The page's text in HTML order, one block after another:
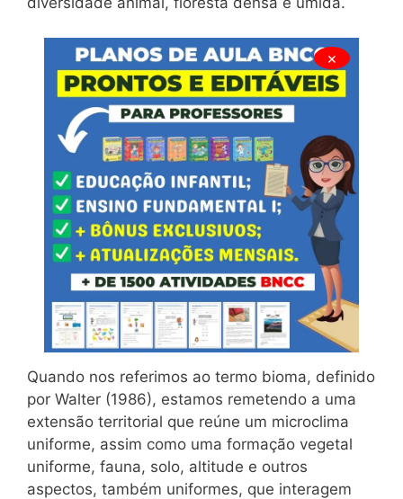
×
Quando nos referimos ao termo bioma, definido
por Walter (1986), estamos remetendo a uma
extensão territorial que reúne um microclima
uniforme, assim como uma formação vegetal
uniforme, fauna, solo, altitude e outros
aspectos, também uniformes, que interagem